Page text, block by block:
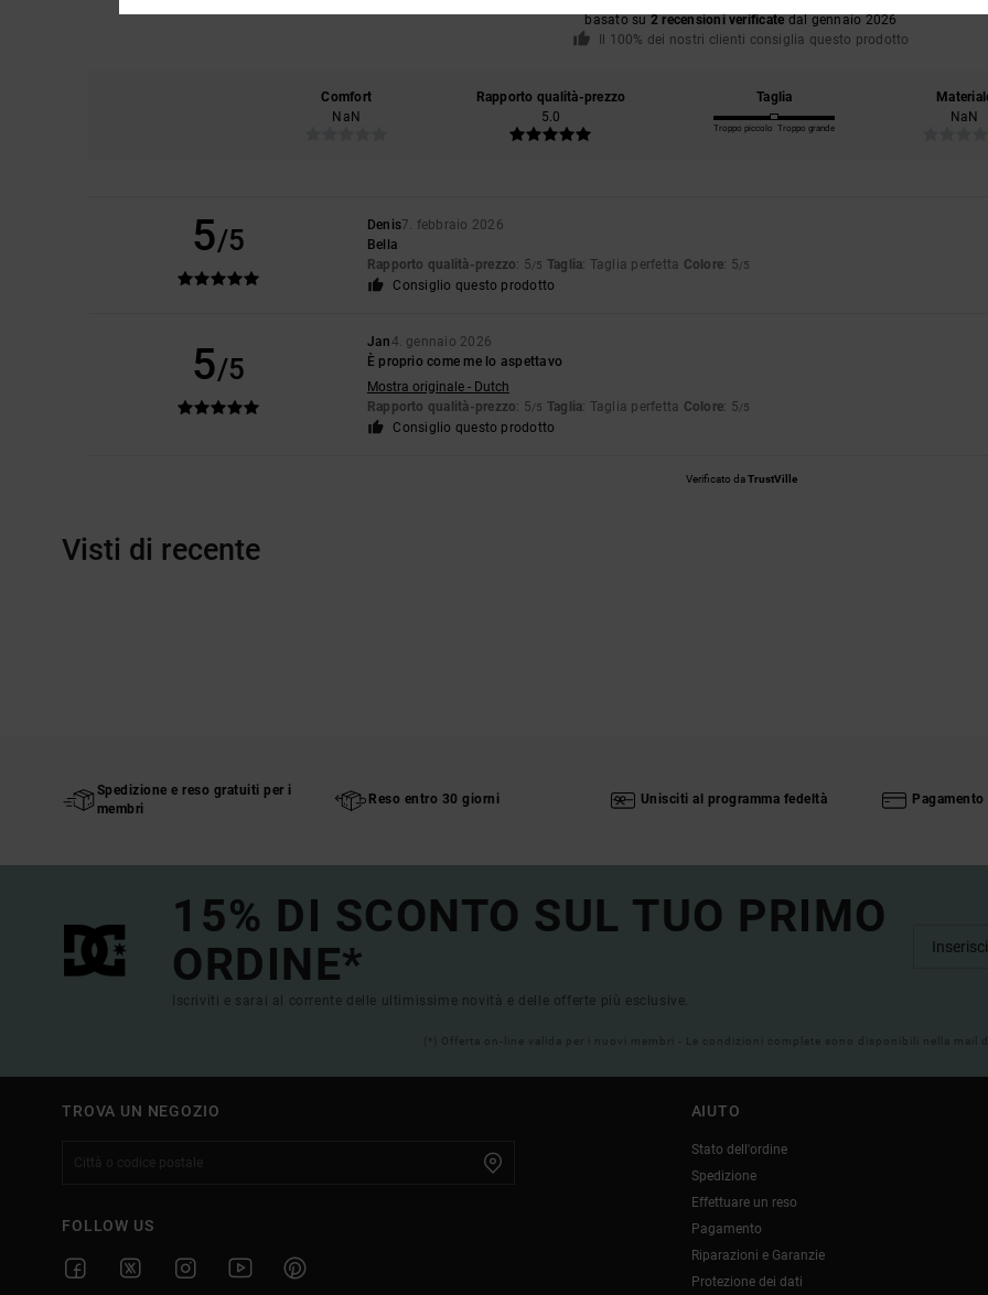
basato su 2 recensioni verificate dal gennaio 2026
Il 100% dei nostri clienti consiglia questo prodotto
Comfort
NaN
Rapporto qualità-prezzo
5.0
Taglia
Troppo piccolo Troppo grande
NaN
5/5 Denis7. febbraio 2026
Bella
Rapporto qualità-prezzo: 5/5 Taglia: Taglia perfetta Colore: 5/5
Consiglio questo prodotto
5/5
Jan4. gennaio 2026
È proprio come me lo aspettavo
Mostra originale - Dutch
Rapporto qualità-prezzo: 5/5 Taglia: Taglia perfetta Colore: 5/5
Consiglio questo prodotto
Verificato daTrustVille
Visti di recente
Spedizione e reso gratuiti per i
membri
Reso entro 30 giorni Unisciti al programma fedeltà
15% DI SCONTO SUL TUO PRIMO
ORDINE*
Iscriviti e sarai al corrente delle ultimissime novità e delle offerte più esclusive.
(*) Offerta on-line valida per i nuovi membri - Le condizioni complete sono disponibili nella mail
TROVA UN NEGOZIO
FOLLOW US
AIUTO
Stato dell'ordine
Spedizione
Effettuare un reso
Pagamento
Riparazioni e Garanzie
Protezione dei dati